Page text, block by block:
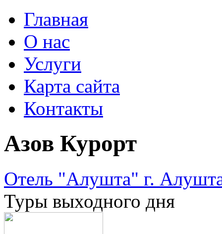
Главная
О нас
Услуги
Карта сайта
Контакты
Азов Курорт
Отель "Алушта" г.
Туры выходного дня